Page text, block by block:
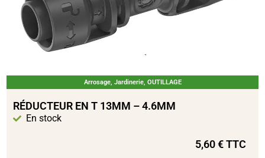
Arrosage, Jardinerie, OUTILLAGE
RÉDUCTEUR EN T 13MM – 4.6MM
En stock
5,60€TTC